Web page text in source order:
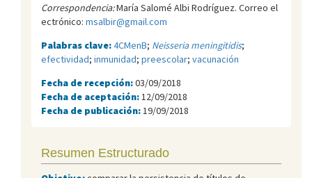
Correspondencia:María Salomé Albi Rodríguez. Correo el
ectrónico: msalbir@gmail.com
Palabras clave:4CMenB; Neisseria meningitidis;
efectividad; inmunidad; preescolar; vacunación
Fecha de recepción:03/09/2018
Fecha de aceptación: 12/09/2018
Fecha de publicación: 19/09/2018
Resumen Estructurado